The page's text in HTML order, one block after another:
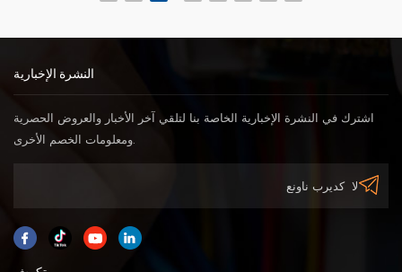
النشرة الإخبارية
اشترك في النشرة الإخبارية الخاصة بنا لتلقي آخر الأخبار والعروض الحصرية